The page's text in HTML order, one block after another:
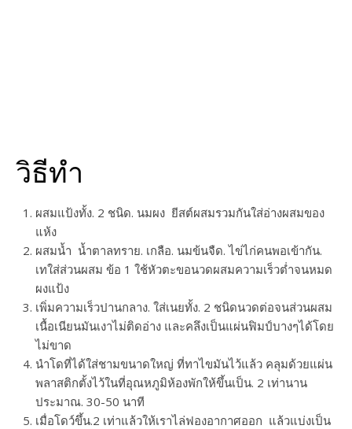
วิธีทำ
ผสมแป้งทั้ง. 2 ชนิด. นมผง ยีสต์ผสมรวมกันใส่อ่างผสมของ
แห้ง
ผสมน้ำ น้ำตาลทราย. เกลือ. นมข้นจืด. ไข่ไก่คนพอเข้ากัน.
เทใส่ส่วนผสม ข้อ 1 ใช้หัวตะขอนวดผสมความเร็วต่ำจนหมด
ผงแป้ง
เพิ่มความเร็วปานกลาง. ใส่เนยทั้ง. 2 ชนิดนวดต่อจนส่วนผสม
เนื้อเนียนมันเงาไม่ติดอ่าง และคลึงเป็นแผ่นฟิมป์บางๆได้โดย
ไม่ขาด
นำโดที่ได้ใส่ชามขนาดใหญ่ ที่ทาไขมันไว้แล้ว คลุมด้วยแผ่น
พลาสติกตั้งไว้ในที่อุณหภูมิห้องพักให้ขึ้นเป็น. 2 เท่านาน
ประมาณ. 30-50 นาที
เมื่อโดว์ขึ้น.2 เท่าแล้วให้เราไล่ฟองอากาศออก แล้วแบ่งเป็น